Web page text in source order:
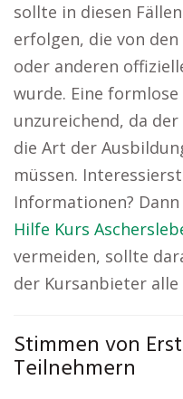
sollte in diesen
erfolgen, die von
oder anderen
wurde. Eine
unzureichend, da
die Art der
müssen.
Informationen?
Hilfe Kurs
vermeiden, sollte
der Kursanbieter
Stimmen von
Teilnehmern